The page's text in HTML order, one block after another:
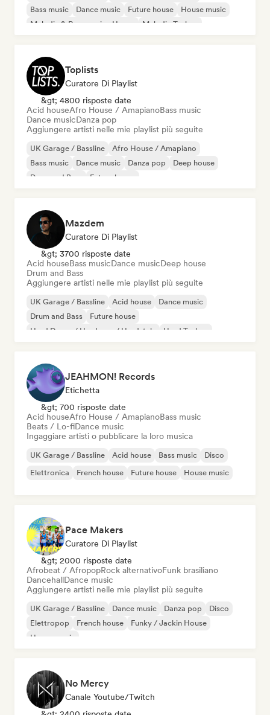
Bass music
Dance music Future house
House music
Melodic & Progressive House
Melodic Techno
Toplists
Curatore Di Playlist
&gt; 4800 risposte date
Acid houseAfro House / AmapianoBass music
Dance musicDanza pop
Aggiungere artisti nelle mie playlist più seguite
UK Garage / Bassline
Afro House / Amapiano
Bass music
Dance music Danza pop
Deep house
Drum and Bass
Future house
Mazdem
Curatore Di Playlist
&gt; 3700 risposte date
Acid houseBass musicDance musicDeep house
Drum and Bass
Aggiungere artisti nelle mie playlist più seguite
UK Garage / Bassline Acid house
Dance music
Drum and Bass
Future house
Hard Dance / Hardcore / Hardstyle
Hard Techno
JEAHMON! Records
Etichetta
&gt; 700 risposte date
Acid houseAfro House / AmapianoBass music
Beats / Lo-fiDance music
Ingaggiare artisti o pubblicare la loro musica
UK Garage / Bassline Acid house Bass music
Disco
Elettronica
French house Future house House music
Pace Makers
Curatore Di Playlist
&gt; 2000 risposte date
Afrobeat / AfropopRock alternativoFunk brasiliano
DancehallDance music
Aggiungere artisti nelle mie playlist più seguite
UK Garage / Bassline Dance music Danza pop
Disco
Elettropop
French house
Funky / Jackin House
House music
No Mercy
Canale Youtube/Twitch